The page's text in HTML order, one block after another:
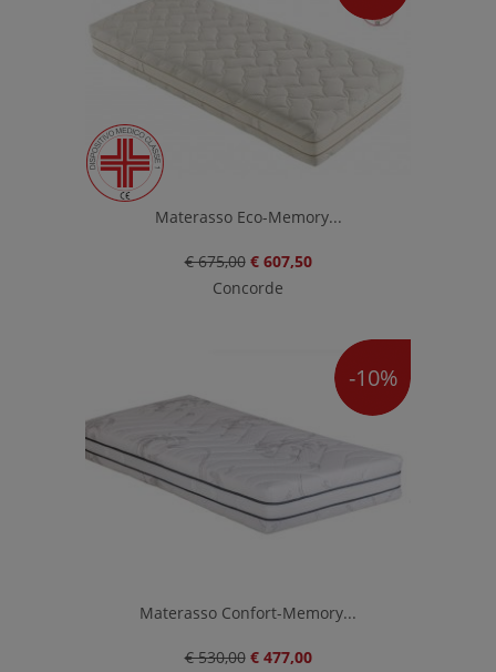
Materasso Eco-Memory...
€ 675,00 € 607,50
Concorde
-10%
Materasso Confort-Memory...
€ 530,00 € 477,00